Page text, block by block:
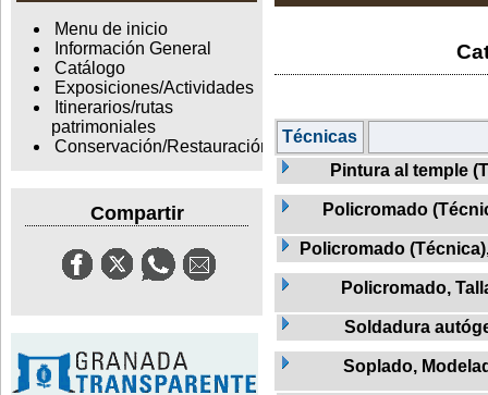
Menu de inicio
Información General
Catálogo
Exposiciones/Actividades
Itinerarios/rutas
patrimoniales
Conservación/Restauración
Compartir
Técnicas
Pintura al temple
Policromado
Policromado
Policromado,
Soldadura
Soplado,